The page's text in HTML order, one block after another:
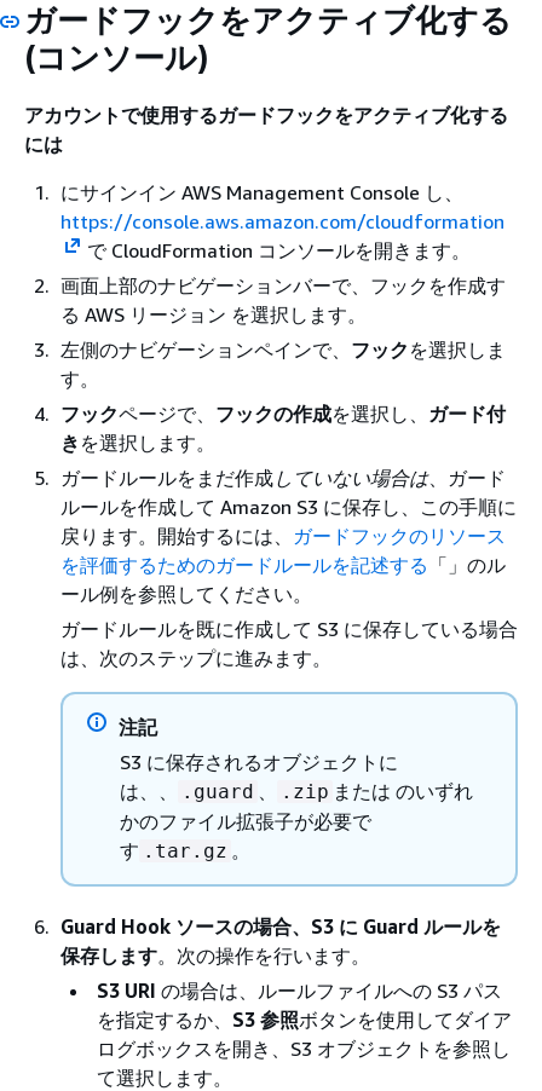
ガードフックをアクティブ化する
(コンソール)
アカウントで使用するガードフックをアクティブ化する
には
にサインイン AWS Management Console し、
https://console.aws.amazon.com/cloudformation
で CloudFormation コンソールを開きます。
画面上部のナビゲーションバーで、フックを作成す
る AWS リージョン を選択します。
左側のナビゲーションペインで、 フック を選択しま
す。
フックページで、 フックの作成を選択し、 ガード付
き を選択します。
ガードルールをまだ作成していない場合は、ガード
ルールを作成して Amazon S3 に保存し、この手順に
戻ります。開始するには、 ガードフックのリソース
を評価するためのガードルールを記述する 「」のル
ール例を参照してください。
ガードルールを既に作成して S3 に保存している場合
は、次のステップに進みます。
注記
S3 に保存されるオブジェクトに
は、、
.guard .zip または のいずれ
かのファイル拡張子が必要で
す .tar.gz 。
Guard Hook ソースの場合、S3 に Guard ルールを
保存します。次の操作を行います。
S3 URI の場合は、ルールファイルへの S3 パス
を指定するか、 S3 参照ボタンを使用してダイア
ログボックスを開き、S3 オブジェクトを参照し
て選択します。